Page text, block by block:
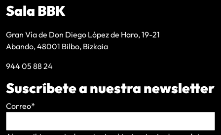
Sala BBK
Gran Vía de Don Diego López de Haro, 19-21
Abando, 48001 Bilbo, Bizkaia
944 05 88 24
Suscríbete a nuestra newsletter
Correo*